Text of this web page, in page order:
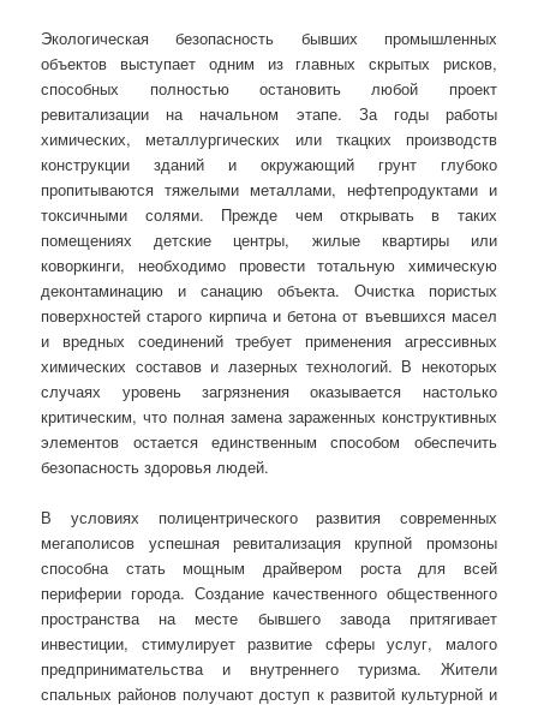
Экологическая безопасность бывших промышленных
объектов выступает одним из главных скрытых рисков,
способных полностью остановить любой проект
ревитализации на начальном этапе. За годы работы
химических, металлургических или ткацких производств
конструкции зданий и окружающий грунт глубоко
пропитываются тяжелыми металлами, нефтепродуктами и
токсичными солями. Прежде чем открывать в таких
помещениях детские центры, жилые квартиры или
коворкинги, необходимо провести тотальную химическую
деконтаминацию и санацию объекта. Очистка пористых
поверхностей старого кирпича и бетона от въевшихся масел
и вредных соединений требует применения агрессивных
химических составов и лазерных технологий. В некоторых
случаях уровень загрязнения оказывается настолько
критическим, что полная замена зараженных конструктивных
элементов остается единственным способом обеспечить
безопасность здоровья людей.
В условиях полицентрического развития современных
мегаполисов успешная ревитализация крупной промзоны
способна стать мощным драйвером роста для всей
периферии города. Создание качественного общественного
пространства на месте бывшего завода притягивает
инвестиции, стимулирует развитие сферы услуг, малого
предпринимательства и внутреннего туризма. Жители
спальных районов получают доступ к развитой культурной и